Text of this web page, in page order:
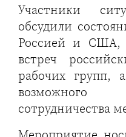
Участники
обсудили
Россией и США,
встреч
рабочих групп,
сотрудничества